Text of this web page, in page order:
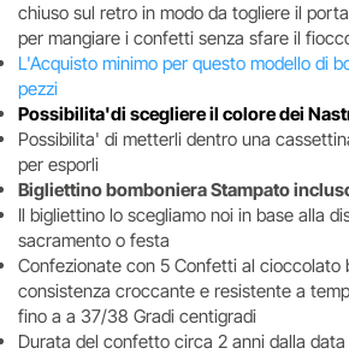
chiuso sul retro in modo da togliere il
per mangiare i confetti senza sfare il
L'Acquisto minimo per questo modello di
pezzi
Possibilita'di scegliere il colore dei
Possibilita' di metterli dentro una
per esporli
Bigliettino bomboniera Stampato
Il bigliettino lo scegliamo noi in base alla
sacramento o festa
Confezionate con 5 Confetti al cioccolato
consistenza croccante e resistente a
fino a a 37/38 Gradi centigradi
Durata del confetto circa 2 anni dalla